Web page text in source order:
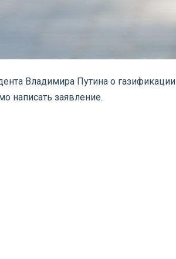
Владимира Путина о газификации
написать заявление.